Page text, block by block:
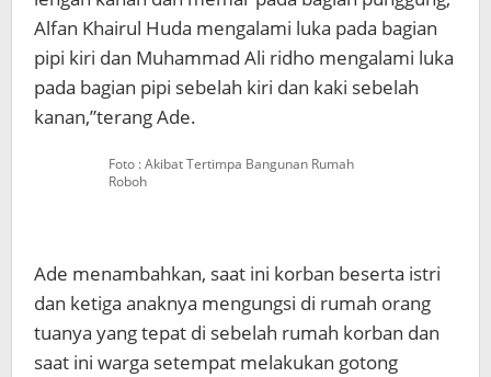
Alfan Khairul Huda mengalami luka pada bagian
pipi kiri dan Muhammad Ali ridho mengalami luka
pada bagian pipi sebelah kiri dan kaki sebelah
kanan,”terang Ade.
Foto : Akibat Tertimpa Bangunan Rumah
Roboh
Ade menambahkan, saat ini korban beserta istri
dan ketiga anaknya mengungsi di rumah orang
tuanya yang tepat di sebelah rumah korban dan
saat ini warga setempat melakukan gotong